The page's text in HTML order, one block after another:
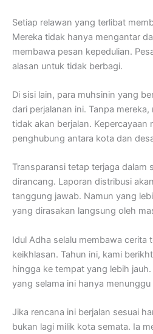
Setiap relawan yang terlibat
Mereka tidak hanya mengantar
membawa pesan kepedulian.
alasan untuk tidak berbagi.
Di sisi lain, para muhsinin yang
dari perjalanan ini. Tanpa
tidak akan berjalan. Kepercayaan
penghubung antara kota dan
Transparansi tetap terjaga dalam
dirancang. Laporan distribusi
tanggung jawab. Namun yang
yang dirasakan langsung oleh
Idul Adha selalu membawa
keikhlasan. Tahun ini, kami
hingga ke tempat yang lebih
yang selama ini hanya menunggu
Jika rencana ini berjalan sesuai
bukan lagi milik kota semata. Ia